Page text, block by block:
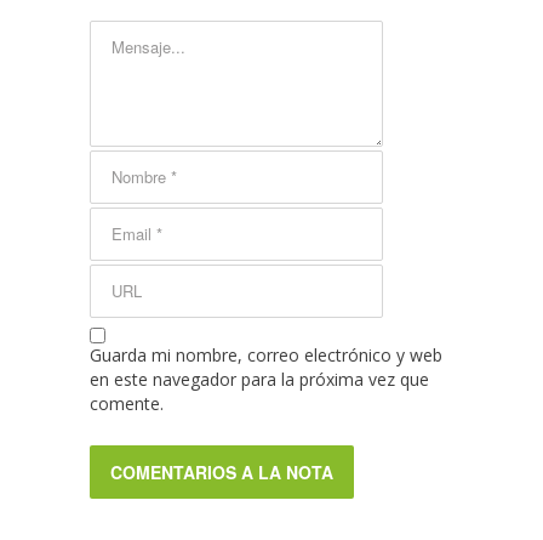
Guarda mi nombre, correo electrónico y web
en este navegador para la próxima vez que
comente.